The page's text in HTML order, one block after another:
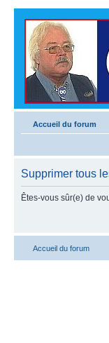
Accueil du forum
Supprimer tous
Êtes-vous sûr(e) de
Accueil du forum